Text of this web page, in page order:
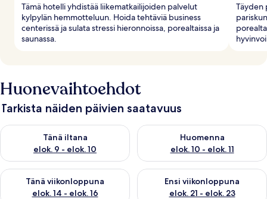
Tämä hotelli yhdistää liikematkailijoiden palvelut
kylpylän hemmotteluun. Hoida tehtäviä business
centerissä ja sulata stressi hieronnoissa, porealtaissa ja
saunassa.
Täyden
Huonevaihtoehdot
Tarkista näiden päivien saatavuus
Tänä iltana
elok. 9 - elok. 10
Tarkista tämän illan saatavuus elok. 9 - elok. 10
Huomenna
elok. 10 - elok. 11
Tarkista huomisen saatavuus
Tänä viikonloppuna
elok. 14 - elok. 16
Tarkista tämän viikonlopun saatavuus elok. 14 - elok. 16
Ensi viikonloppuna
elok. 21 - elok. 23
Tarkista ensi viikonlopun